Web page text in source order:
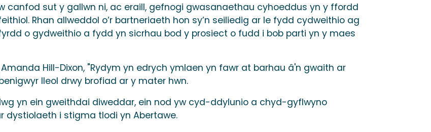
canfod sut y gallwn ni, ac eraill, gefnogi gwasanaethau cyhoeddus yn y ffordd
Rhan allweddol o’r bartneriaeth hon sy’n seiliedig ar le fydd cydweithio ag
o gydweithio a fydd yn sicrhau bod y prosiect o fudd i bob parti yn y maes
Hill-Dixon, "Rydym yn edrych ymlaen yn fawr at barhau â'n gwaith ar
lleol drwy brofiad ar y mater hwn.
yn ein gweithdai diweddar, ein nod yw cyd-ddylunio a chyd-gyflwyno
dystiolaeth i stigma tlodi yn Abertawe.